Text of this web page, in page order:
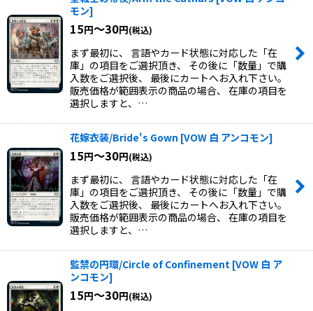
モン]
15円～30円(税込)
まず最初に、 言語やカード状態に対応した「在
庫」の項目をご選択頂き、 その後に「数量」で購
入数をご選択後、 最後にカートへお入れ下さい。
販売価格が範囲表示の商品の場合、 在庫の項目を
選択しますと、…
花嫁衣装/Bride's Gown [VOW 白 アンコモン]
15円～30円(税込)
まず最初に、 言語やカード状態に対応した「在
庫」の項目をご選択頂き、 その後に「数量」で購
入数をご選択後、 最後にカートへお入れ下さい。
販売価格が範囲表示の商品の場合、 在庫の項目を
選択しますと、…
監禁の円環/Circle of Confinement [VOW 白 ア
ンコモン]
15円～30円(税込)